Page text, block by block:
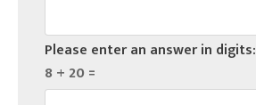
Please enter an answer in digits:
8 + 20 =